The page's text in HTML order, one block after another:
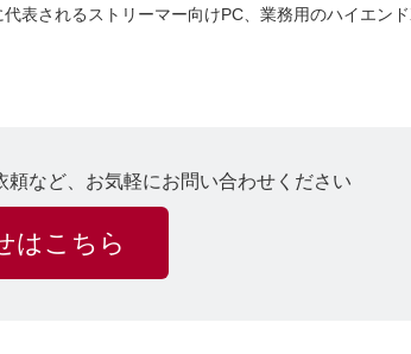
表されるストリーマー向けPC、業務用のハイエン
など、お気軽にお問い合わせください
はこちら